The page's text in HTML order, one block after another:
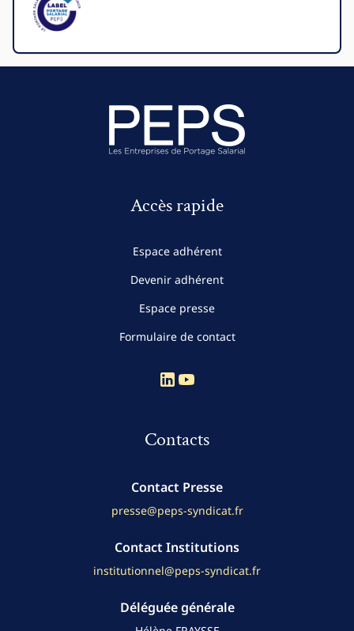
Accès rapide
Espace adhérent
Devenir adhérent
Espace presse
Formulaire de contact
Contacts
Contact Presse
presse@peps-syndicat.fr
Contact Institutions
institutionnel@peps-syndicat.fr
Déléguée générale